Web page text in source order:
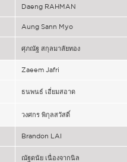
Daeng RAHMAN
Aung Sann Myo
ศุภณัฐ สกุลมาลัยทอง
Zaeem Jafri
ธนพนธ์ เอี่ยมสอาด
วงศกร พิกุลสวัสดิ์
Brandon LAI
ณัฐดนัย เนื่องจากนิล